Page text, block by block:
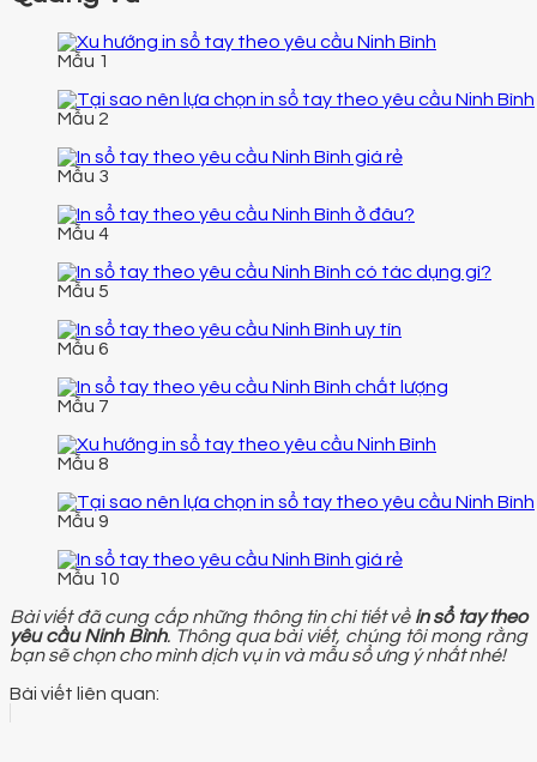
Mẫu 1
Mẫu 2
Mẫu 3
Mẫu 4
Mẫu 5
Mẫu 6
Mẫu 7
Mẫu 8
Mẫu 9
Mẫu 10
Bài viết đã cung cấp những thông tin chi tiết về in sổ tay theo
yêu cầu Ninh Bình. Thông qua bài viết, chúng tôi mong rằng
bạn sẽ chọn cho mình dịch vụ in và mẫu sổ ưng ý nhất nhé!
Bài viết liên quan: